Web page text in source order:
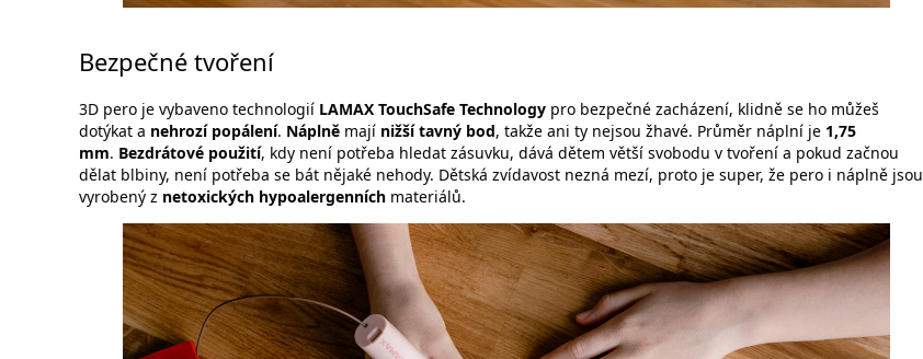
Bezpečné tvoření
3D pero je vybaveno technologií LAMAX TouchSafe Technology pro bezpečné zacházení, klidně se ho můžeš
dotýkat a nehrozí popálení. Náplně mají nižší tavný bod, takže ani ty nejsou žhavé. Průměr náplní je 1,75
mm. Bezdrátové použití, kdy není potřeba hledat zásuvku, dává dětem větší svobodu v tvoření a pokud začnou
dělat blbiny, není potřeba se bát nějaké nehody. Dětská zvídavost nezná mezí, proto je super, že pero i náplně jsou
vyrobený z netoxických hypoalergenních materiálů.